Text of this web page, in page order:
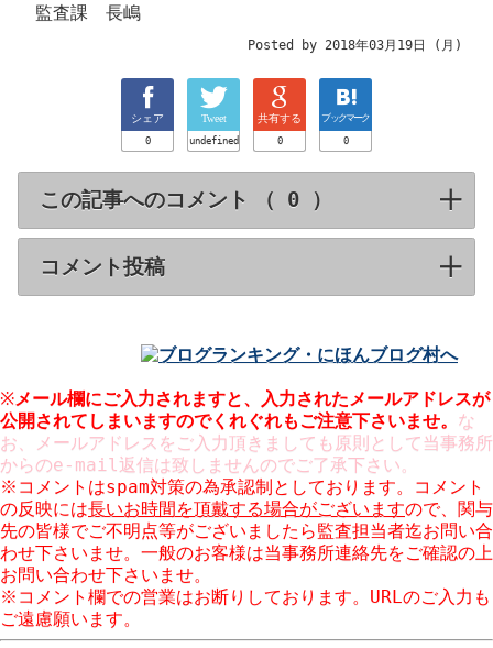
監査課 長嶋
Posted by 2018年03月19日 (月)
シェア
0
Tweet
undefined
共有する
0
ブックマーク
0
この記事へのコメント （ ） click to
コメント投稿click to expand contents
※メール欄にご入力されますと、入力された メールアドレスが
公開 されてしまいますのでくれぐれもご注意下さいませ。 な
お、メールアドレスをご入力頂きましても原則として当事務所
からのe-mail返信は致しませんのでご了承下さい。
※コメントはspam対策の為承認制としております。コメント
の反映には長いお時間を頂戴する場合がございますので、関与
先の皆様でご不明点等がございましたら監査担当者迄お問い合
わせ下さいませ。一般のお客様は当事務所連絡先をご確認の上
お問い合わせ下さいませ。
※コメント欄での営業はお断りしております。URLのご入力も
ご遠慮願います。